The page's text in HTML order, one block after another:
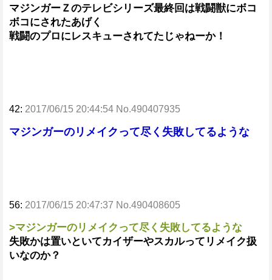
マジンガーＺのテレビシリーズ最終回は戦闘獣にボコ
ボコにされたあげく
戦闘のプロにレスキューされてたじゃねーか！
42: 2017/06/15 20:44:54 No.490407935
マジンガーのリメイクって尽く失敗してるような
56: 2017/06/15 20:47:37 No.490408605
>マジンガーのリメイクって尽く失敗してるような
失敗かは置いといてカイザーやスカルってリメイク扱
いなのか？